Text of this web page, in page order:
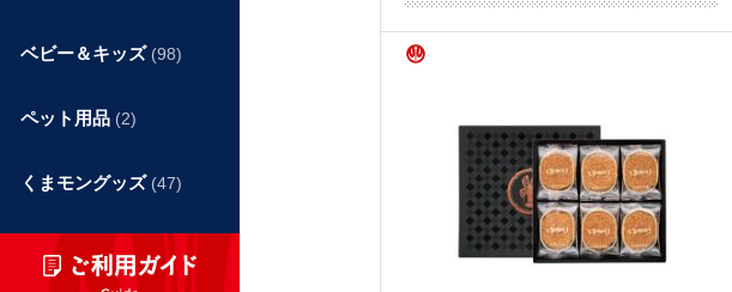
ベビー＆キッズ (98)
ペット用品 (2)
くまモングッズ (47)